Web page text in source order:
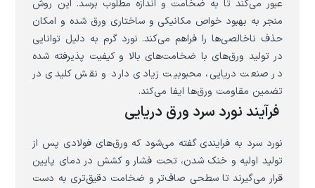
عبور می‌کند تا به ضخامت و اندازه مطلوب برسد. این روش
منجر به بهبود خواص مکانیکی و ساختاری ورق شده و امکان
حذف ناخالصی‌ها را فراهم می‌کند. نورد گرم به دلیل توانایی
در تولید ورق‌های با ضخامت‌های بالا و کیفیت پذیرفته شده
در صنعت دریایی، محبوبیت زیادی دارد و نقش کلیدی در
تضمین مقاومت ورق‌ها ایفا می‌کند.
فرآیند نورد سرد ورق دریایی
نورد سرد به فرایندی گفته می‌شود که ورق‌های فولادی پس از
تولید اولیه و خنک شدن، تحت فشار و کشش در دمای پایین
قرار می‌گیرند تا سطحی صاف‌تر و ضخامت دقیق‌تری به دست